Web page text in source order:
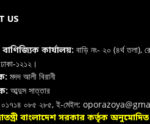
US
বাণিজ্যিক কার্যালয়: বাড়ি নং- ২০ (৪র্থ
ঢাকা-১২১২।
মদদ আলী বিরানী
আব্দুস সাত্তার
০১৭১৪ ০৮৫ ২৮৫, ই-মেইল:
বাংলাদেশ সরকার কর্তৃক অনুমোদিত